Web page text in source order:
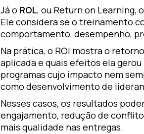
Já o ROL, ou Return on Learning,
Ele considera se o treinamento
comportamento, desempenho,
Na prática, o ROI mostra o
aplicada e quais efeitos ela
programas cujo impacto nem
como desenvolvimento de
Nesses casos, os resultados
engajamento, redução de
mais qualidade nas entregas.